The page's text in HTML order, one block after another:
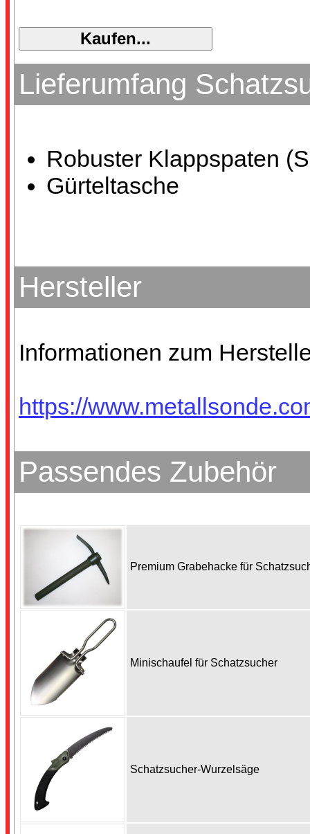
Lieferumfang
Robuster Klappspaten
Gürteltasche
Hersteller
Informationen zum
https://
Passendes Zubehör
Premium Grabehacke für
Minischaufel für Schatzsucher
Schatzsucher-Wurzelsäge